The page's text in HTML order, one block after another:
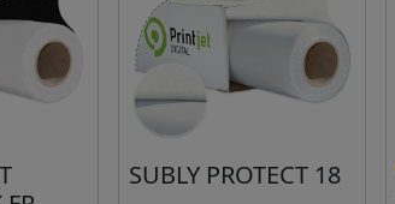
SUBLY PROTECT 18